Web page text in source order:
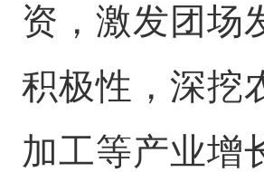
资，激发团场
积极性，深挖
加工等产业增